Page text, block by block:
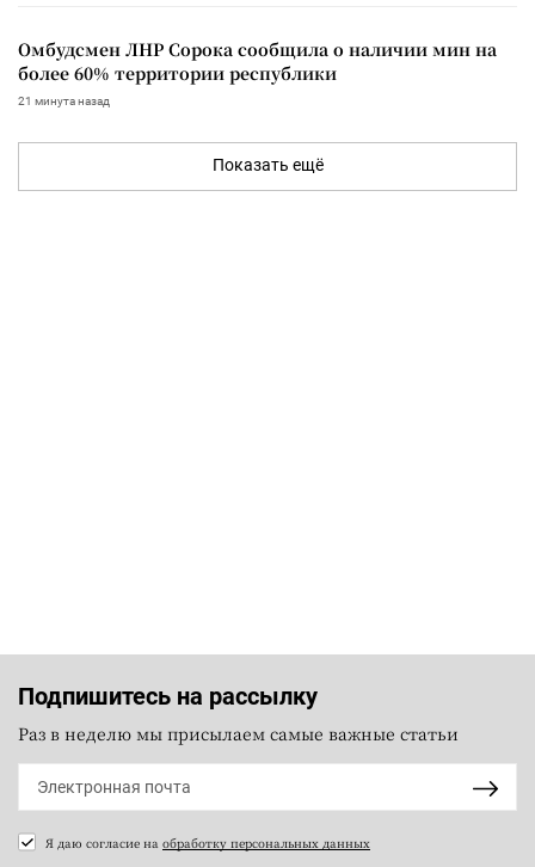
Омбудсмен ЛНР Сорока сообщила о наличии мин на
более 60% территории республики
21 минута назад
Показать ещё
Подпишитесь на рассылку
Раз в неделю мы присылаем самые важные статьи
Я даю согласие на обработку персональных данных